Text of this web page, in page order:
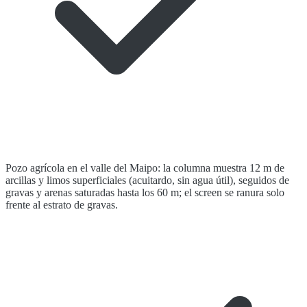
Pozo agrícola en el valle del Maipo: la columna muestra 12 m de
arcillas y limos superficiales (acuitardo, sin agua útil), seguidos de
gravas y arenas saturadas hasta los 60 m; el screen se ranura solo
frente al estrato de gravas.